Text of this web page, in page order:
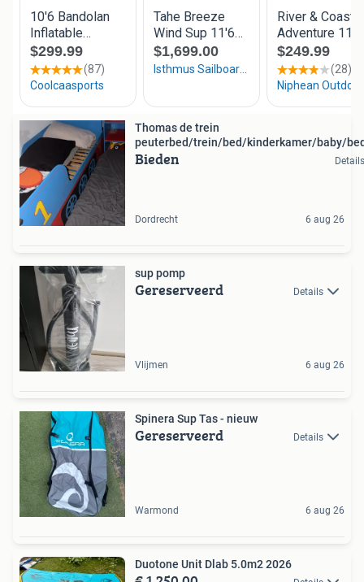
Thomas de trein
peuterbed/trein/bed/kinderkamer/baby/
Bieden Details
Dordrecht 6 aug 26
sup pomp
Gereserveerd Details
Vlijmen 6 aug 26
Spinera Sup Tas - nieuw
Gereserveerd Details
Warmond 6 aug 26
Duotone Unit Dlab 5.0m2 2026